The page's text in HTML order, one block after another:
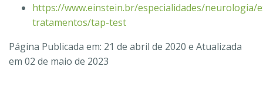
https://www.einstein.br/especialidades/neurologia/
tratamentos/tap-test
Página Publicada em: 21 de abril de 2020 e Atualizada
em 02 de maio de 2023